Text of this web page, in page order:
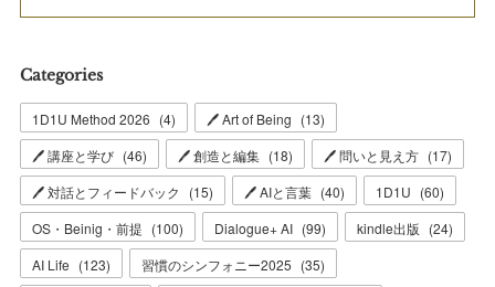
Categories
1D1U Method 2026 (4) 🖊 Art of Being (13)
🖊 講座と学び (46) 🖊 創造と編集 (18) 🖊 問いと見え方 (17)
🖊 対話とフィードバック
(15) 🖊 AIと言葉 (40) 1D1U (60)
OS・Beinig・前提 (100) Dialogue+ AI (99) kindle出版 (24)
AI Life (123) 習慣のシンフォニー2025 (35)